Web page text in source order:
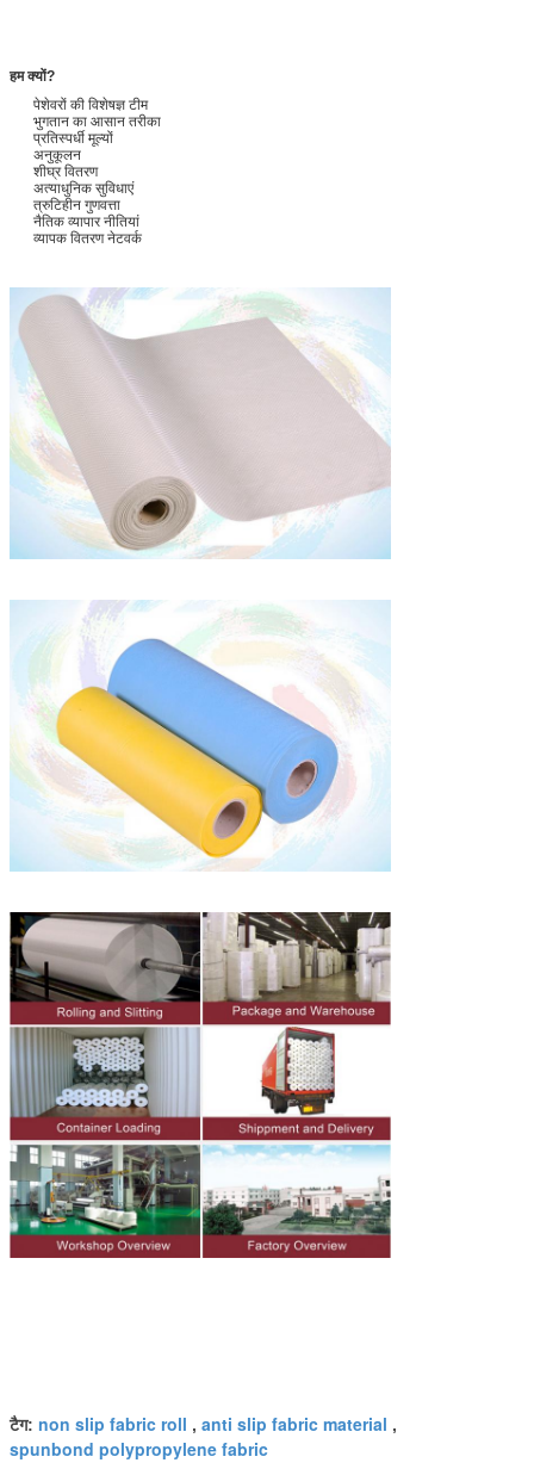
हम क्यों?
पेशेवरों की विशेषज्ञ टीम
भुगतान का आसान तरीका
प्रतिस्पर्धी मूल्यों
अनुकूलन
शीघ्र वितरण
अत्याधुनिक सुविधाएं
त्रुटिहीन गुणवत्ता
नैतिक व्यापार नीतियां
व्यापक वितरण नेटवर्क
टैग: non slip fabric roll , anti slip fabric material ,
spunbond polypropylene fabric